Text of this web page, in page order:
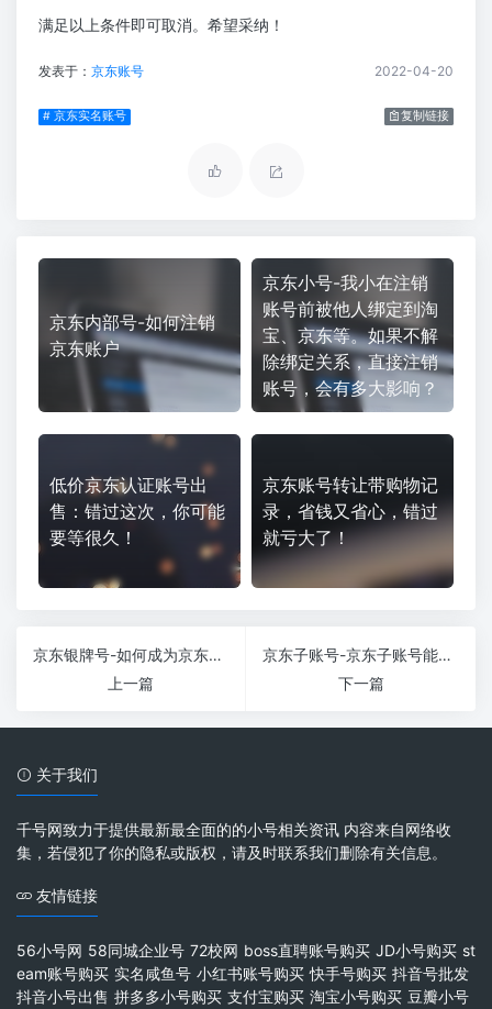
满足以上条件即可取消。希望采纳！
发表于： 京东账号 2022-04-20
# 京东实名账号 复制链接
京东内部号-如何注销
京东账户
京东小号-我小在注销
账号前被他人绑定到淘
宝、京东等。如果不解
除绑定关系，直接注销
账号，会有多大影响？
低价京东认证账号出
售：错过这次，你可能
要等很久！
京东账号转让带购物记
录，省钱又省心，错过
就亏大了！
京东银牌号-如何成为京东银卡会员？
上一篇
京东子账号-京东子账号能看到主账号的推广吗？
下一篇
关于我们
千号网致力于提供最新最全面的的小号相关资讯 内容来自网络收
集，若侵犯了你的隐私或版权，请及时联系我们删除有关信息。
友情链接
56小号网 58同城企业号 72校网 boss直聘账号购买 JD小号购买 st
eam账号购买 实名咸鱼号 小红书账号购买 快手号购买 抖音号批发
抖音小号出售 拼多多小号购买 支付宝购买 淘宝小号购买 豆瓣小号